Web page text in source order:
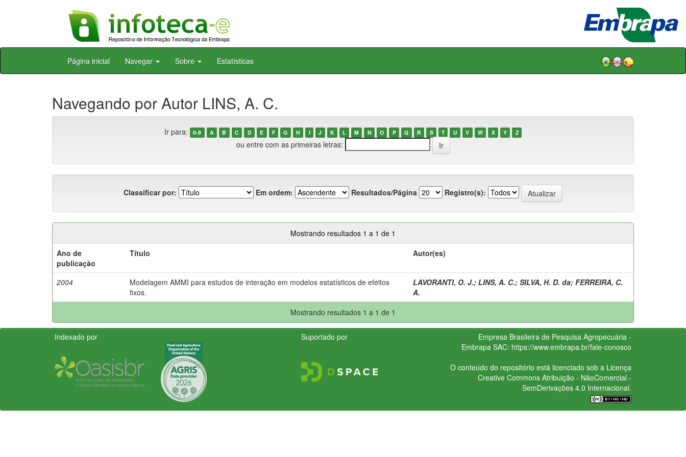
Skip
Página inicial Navegar Sobre Estatísticas
Navegando por Autor LINS, A. C.
Ir para: 0-9 A B C D E F G H I J K L M N O P Q R S T U V W X Y Z
ou entre com as primeiras letras:
Classificar por: Em ordem: Resultados/Página Registro(s):
Mostrando resultados 1 a 1 de 1
Ano de
publicação
Título Autor(es)
2004
Modelagem AMMI para estudos de interação em modelos estatísticos de efeitos
fixos.
LAVORANTI, O. J.; LINS, A. C.; SILVA, H. D. da; FERREIRA, C.
A.
Mostrando resultados 1 a 1 de 1
Indexado por Suportado por
Empresa Brasileira de Pesquisa Agropecuária -
Embrapa SAC: https://www.embrapa.br/fale-conosco
O conteúdo do repositório está licenciado sob a Licença
Creative CommonsAtribuição - NãoComercial -
SemDerivações 4.0 Internacional.